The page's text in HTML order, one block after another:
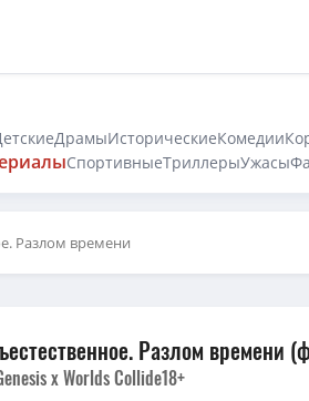
ДрамыИсторическиеКомедии
СпортивныеТриллерыУжасы
Разлом времени
Разлом времени
x Worlds Collide18+